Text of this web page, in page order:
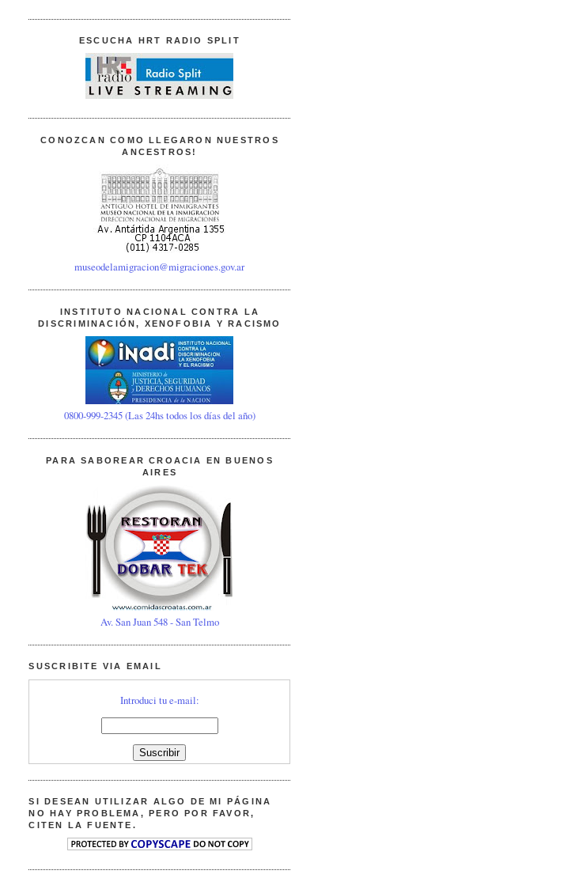
ESCUCHA HRT RADIO SPLIT
CONOZCAN COMO LLEGARON NUESTROS
ANCESTROS!
museodelamigracion@migraciones.gov.ar
INSTITUTO NACIONAL CONTRA LA
DISCRIMINACIÓN, XENOFOBIA Y RACISMO
0800-999-2345 (Las 24hs todos los días del año)
PARA SABOREAR CROACIA EN BUENOS
AIRES
Av. San Juan 548 - San Telmo
SUSCRIBITE VIA EMAIL
Introduci tu e-mail:
SI DESEAN UTILIZAR ALGO DE MI PÁGINA
NO HAY PROBLEMA, PERO POR FAVOR,
CITEN LA FUENTE.